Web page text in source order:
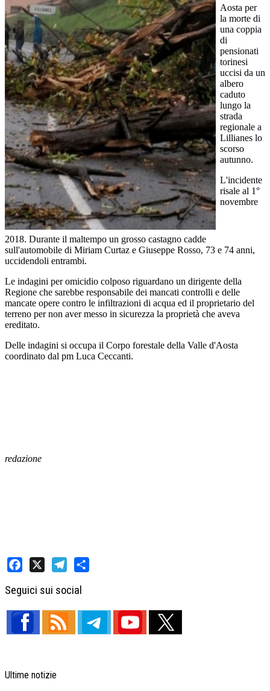
Aosta per
la morte di
una coppia
di
pensionati
torinesi
uccisi da un
albero
caduto
lungo la
strada
regionale a
Lillianes lo
scorso
autunno.
L'incidente
risale al 1°
novembre
2018. Durante il maltempo un grosso castagno cadde
sull'automobile di Miriam Curtaz e Giuseppe Rosso, 73 e 74 anni,
uccidendoli entrambi.
Le indagini per omicidio colposo riguardano un dirigente della
Regione che sarebbe responsabile dei mancati controlli e delle
mancate opere contro le infiltrazioni di acqua ed il proprietario del
terreno per non aver messo in sicurezza la proprietà che aveva
ereditato.
Delle indagini si occupa il Corpo forestale della Valle d'Aosta
coordinato dal pm Luca Ceccanti.
redazione
Seguici sui social
Ultime notizie